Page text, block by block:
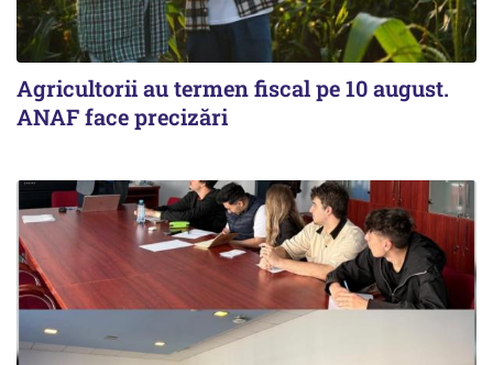
Agricultorii au termen fiscal pe 10 august.
ANAF face precizări